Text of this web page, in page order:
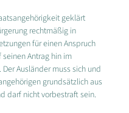
geklärt
rechtmäßig in
für einen Anspruch
Antrag hin im
Ausländer muss sich und
grundsätzlich aus
darf nicht vorbestraft sein.